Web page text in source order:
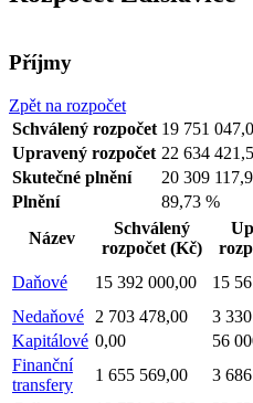
Příjmy
Zpět na rozpočet
Schválený rozpočet 19 751
Upravený rozpočet 22 634
Skutečné plnění
20 309
Plnění
89,73 %
Název
Schválený
rozpočet (Kč)
Daňové
15 392 000,00 15
Nedaňové
2 703 478,00 3
Kapitálové 0,00 56
Finanční
transfery
1 655 569,00 3